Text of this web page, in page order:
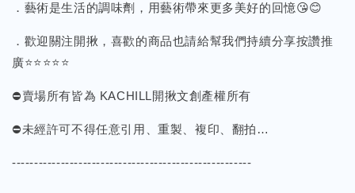
．藝術是生活的調味劑，用藝術帶來更多美好的回憶😘😊
．歡迎關注開揪，喜歡的商品也請給幫我們持續分享按讚推
廣⭐⭐⭐⭐⭐
⛔️賣場所有皆為 KACHILL開揪文創產權所有
⛔️未經許可不得任意引用、重製、複印、翻拍…
------------------------------------------------------